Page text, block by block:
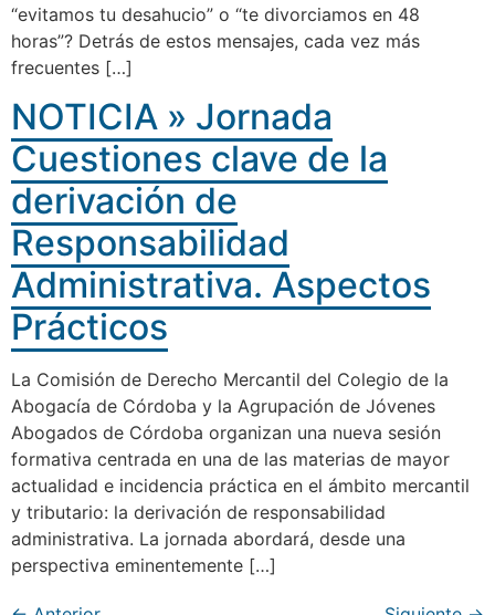
“evitamos tu desahucio” o “te divorciamos en 48
horas”? Detrás de estos mensajes, cada vez más
frecuentes […]
NOTICIA » Jornada
Cuestiones clave de la
derivación de
Responsabilidad
Administrativa. Aspectos
Prácticos
La Comisión de Derecho Mercantil del Colegio de la
Abogacía de Córdoba y la Agrupación de Jóvenes
Abogados de Córdoba organizan una nueva sesión
formativa centrada en una de las materias de mayor
actualidad e incidencia práctica en el ámbito mercantil
y tributario: la derivación de responsabilidad
administrativa. La jornada abordará, desde una
perspectiva eminentemente […]